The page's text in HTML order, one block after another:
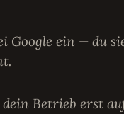
Google ein — du
Betrieb erst